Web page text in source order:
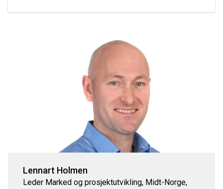
Lennart Holmen
Leder Marked og prosjektutvikling, Midt-Norge,